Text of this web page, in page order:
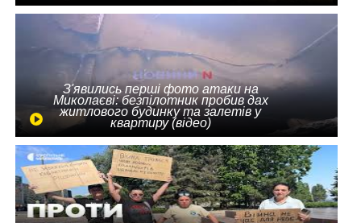
З'явились перші фото атаки на
Миколаєві: безпілотник пробив дах
житлового будинку та залетів у
квартиру (відео)